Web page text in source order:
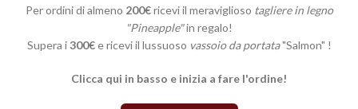
Per ordini di almeno 200€ricevi il meraviglioso tagliere in legno
"Pineapple"in regalo!
Supera i300€e ricevi il lussuoso vassoio da portata"Salmon" !
Clicca qui in basso e inizia a fare l'ordine!